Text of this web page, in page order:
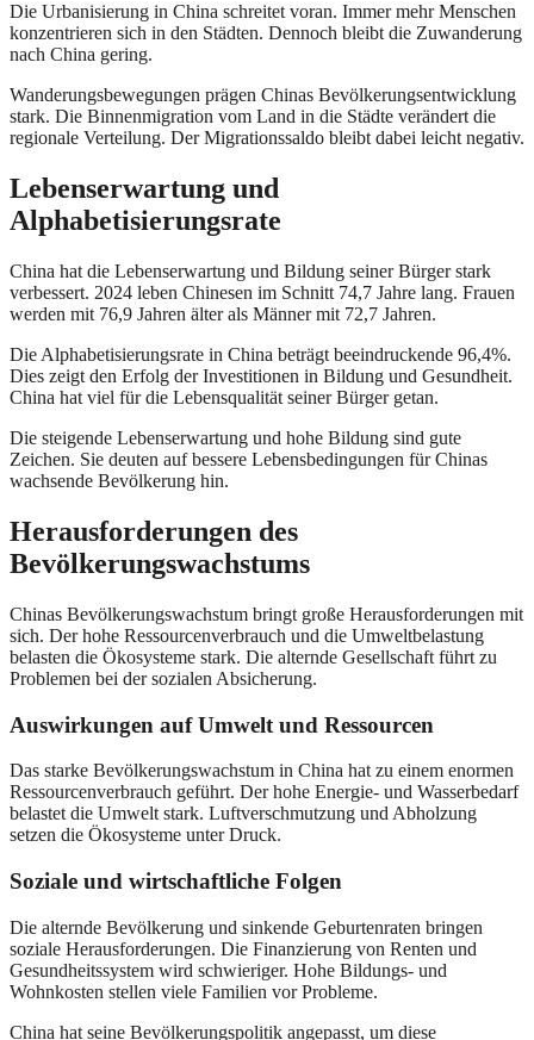
Die Urbanisierung in China schreitet voran. Immer mehr Menschen
konzentrieren sich in den Städten. Dennoch bleibt die Zuwanderung
nach China gering.
Wanderungsbewegungen prägen Chinas Bevölkerungsentwicklung
stark. Die Binnenmigration vom Land in die Städte verändert die
regionale Verteilung. Der Migrationssaldo bleibt dabei leicht negativ.
Lebenserwartung und
Alphabetisierungsrate
China hat die Lebenserwartung und Bildung seiner Bürger stark
verbessert. 2024 leben Chinesen im Schnitt 74,7 Jahre lang. Frauen
werden mit 76,9 Jahren älter als Männer mit 72,7 Jahren.
Die Alphabetisierungsrate in China beträgt beeindruckende 96,4%.
Dies zeigt den Erfolg der Investitionen in Bildung und Gesundheit.
China hat viel für die Lebensqualität seiner Bürger getan.
Die steigende Lebenserwartung und hohe Bildung sind gute
Zeichen. Sie deuten auf bessere Lebensbedingungen für Chinas
wachsende Bevölkerung hin.
Herausforderungen des
Bevölkerungswachstums
Chinas Bevölkerungswachstum bringt große Herausforderungen mit
sich. Der hohe Ressourcenverbrauch und die Umweltbelastung
belasten die Ökosysteme stark. Die alternde Gesellschaft führt zu
Problemen bei der sozialen Absicherung.
Auswirkungen auf Umwelt und Ressourcen
Das starke Bevölkerungswachstum in China hat zu einem enormen
Ressourcenverbrauch geführt. Der hohe Energie- und Wasserbedarf
belastet die Umwelt stark. Luftverschmutzung und Abholzung
setzen die Ökosysteme unter Druck.
Soziale und wirtschaftliche Folgen
Die alternde Bevölkerung und sinkende Geburtenraten bringen
soziale Herausforderungen. Die Finanzierung von Renten und
Gesundheitssystem wird schwieriger. Hohe Bildungs- und
Wohnkosten stellen viele Familien vor Probleme.
China hat seine Bevölkerungspolitik angepasst, um diese